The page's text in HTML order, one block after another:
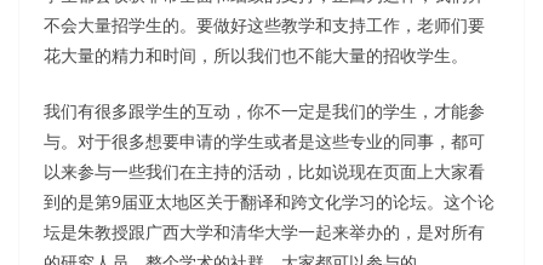
不会大量招学生的。要做好这些教学和支持工作，老师们要
花大量的精力和时间，所以我们也不能大量的招收学生。
我们有很多跟学生的互动，你不一定是我们的学生，才能参
与。对于很多想要申请的学生或者是这些专业的同事，都可
以来参与一些我们在主持的活动，比如说现在页面上大家看
到的是第9届亚太地区关于翻译和跨文化学习的论坛。这个论
坛是朱教授跟广西大学和清华大学一起来举办的，是对所有